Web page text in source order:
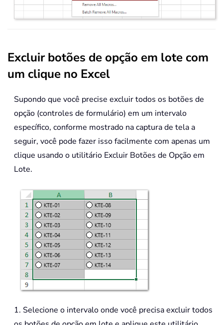
Excluir botões de opção em lote com
um clique no Excel
Supondo que você precise excluir todos os botões de
opção (controles de formulário) em um intervalo
específico, conforme mostrado na captura de tela a
seguir, você pode fazer isso facilmente com apenas um
clique usando o utilitário Excluir Botões de Opção em
Lote.
1. Selecione o intervalo onde você precisa excluir todos